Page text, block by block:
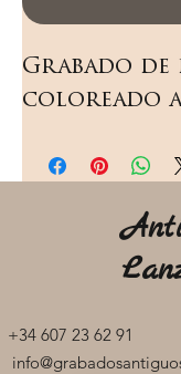
Grabado de
coloreado a
+34 607 23 62 91